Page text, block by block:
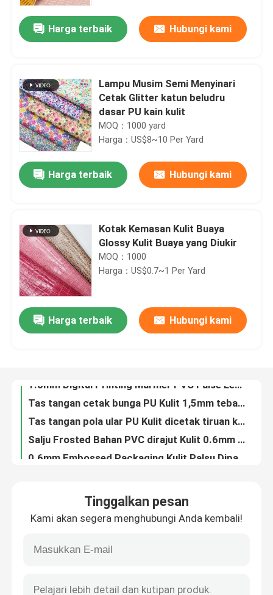
Rumah
Produk
Tentang kita
Hubungi kami
PU Kulit Imitasi
Bahan Kulit Mikrofiber
Harga terbaik Hubungi kami
Lampu Musim Semi Menyinari
Cetak Glitter katun beludru
dasar PU kain kulit
MOQ：1000 yard
Harga：US$8~10 Per Yard
Harga terbaik Hubungi kami
Kotak Kemasan Kulit Buaya
Glossy Kulit Buaya yang Diukir
MOQ：1000
Harga：US$0.7~1 Per Yard
Harga terbaik Hubungi kami
Sofa sintetis palsu Mikrofiber Kulit Lychee Biji 1.0mm Ketebalan
Tinggalkan pesan
Kami akan segera menghubungi Anda kembali!